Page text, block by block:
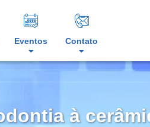
Eventos Contato
à